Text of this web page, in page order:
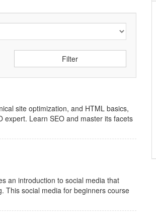
site optimization, and HTML basics,
expert. Learn SEO and master its facets
an introduction to social media that
This social media for beginners course